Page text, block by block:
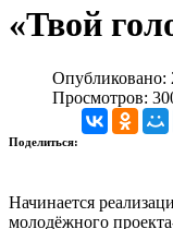
«Твой
Опубликовано:
Просмотров:
Поделиться:
Начинается
молодёжного